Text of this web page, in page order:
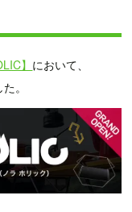
】 において、
。